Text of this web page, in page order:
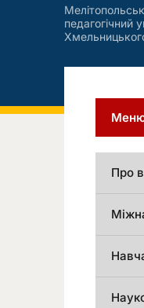
педагогічний
Меню
Про